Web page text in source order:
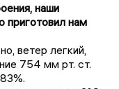
наши
приготовил нам
ветер легкий,
754 мм рт. ст.